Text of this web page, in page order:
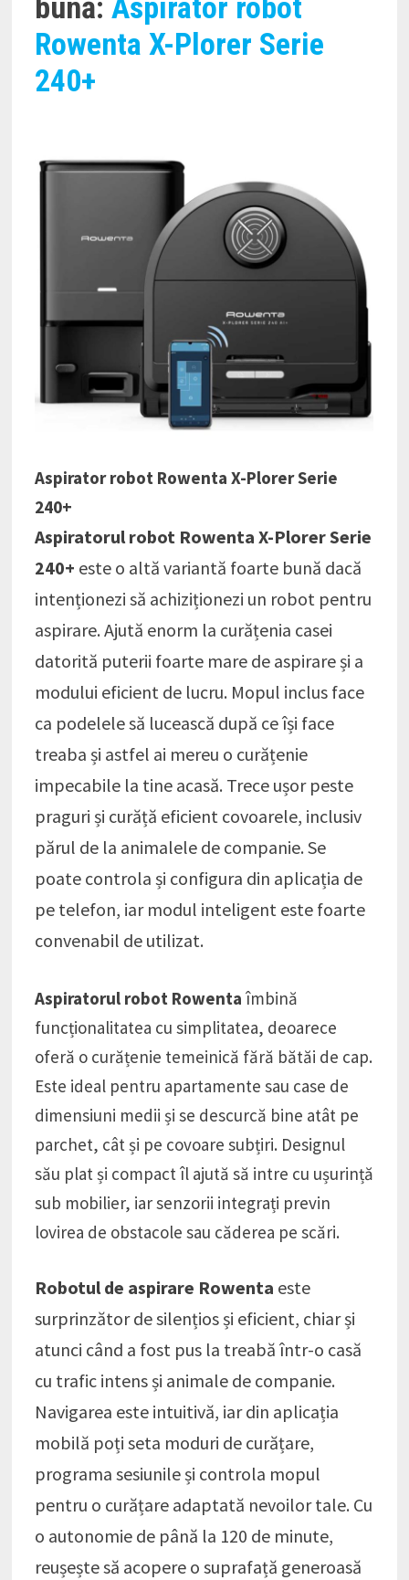
Rowenta X-Plorer Serie
240+
Aspirator robot Rowenta X-Plorer Serie
240+
Aspiratorul robot Rowenta X-Plorer Serie
240+ este o altă variantă foarte bună dacă
intenționezi să achiziționezi un robot pentru
aspirare. Ajută enorm la curățenia casei
datorită puterii foarte mare de aspirare și a
modului eficient de lucru. Mopul inclus face
ca podelele să lucească după ce își face
treaba și astfel ai mereu o curățenie
impecabile la tine acasă. Trece ușor peste
praguri și curăță eficient covoarele, inclusiv
părul de la animalele de companie. Se
poate controla și configura din aplicația de
pe telefon, iar modul inteligent este foarte
convenabil de utilizat.
Aspiratorul robot Rowenta îmbină
funcționalitatea cu simplitatea, deoarece
oferă o curățenie temeinică fără bătăi de cap.
Este ideal pentru apartamente sau case de
dimensiuni medii și se descurcă bine atât pe
parchet, cât și pe covoare subțiri. Designul
său plat și compact îl ajută să intre cu ușurință
sub mobilier, iar senzorii integrați previn
lovirea de obstacole sau căderea pe scări.
Robotul de aspirare Rowenta este
surprinzător de silențios și eficient, chiar și
atunci când a fost pus la treabă într-o casă
cu trafic intens și animale de companie.
Navigarea este intuitivă, iar din aplicația
mobilă poți seta moduri de curățare,
programa sesiunile și controla mopul
pentru o curățare adaptată nevoilor tale. Cu
o autonomie de până la 120 de minute,
reușește să acopere o suprafață generoasă